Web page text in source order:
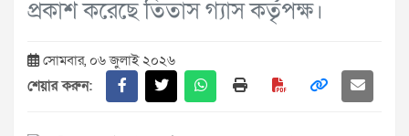
প্রকাশ করেছে তিতাস গ্যাস কর্তৃপক্ষ।
সোমবার, ০৬ জুলাই ২০২৬
শেয়ার করুন: